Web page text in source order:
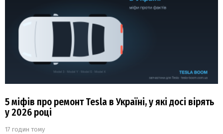
5 міфів про ремонт Tesla в Україні, у які досі вірять
у 2026 році
17 годин тому